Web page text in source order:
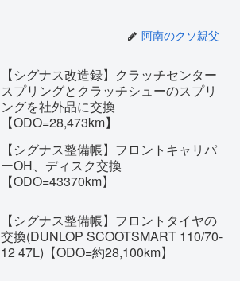
阿南のクソ親父
【シグナス改造録】クラッチセンター
スプリングとクラッチシューのスプリ
ングを社外品に交換
【ODO=28,473km】
【シグナス整備帳】フロントキャリパ
ーOH、ディスク交換
【ODO=43370km】
【シグナス整備帳】フロントタイヤの
交換(DUNLOP SCOOTSMART 110/70-
12 47L)【ODO=約28,100km】